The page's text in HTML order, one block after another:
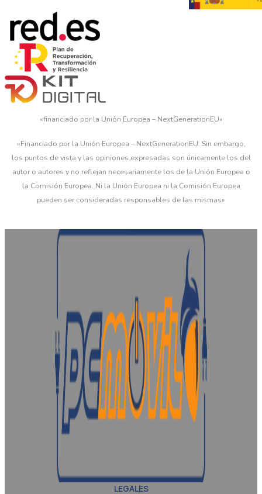
«financiado por la Unión Europea – NextGenerationEU»
«Financiado por la Unión Europea – NextGenerationEU. Sin embargo,
los puntos de vista y las opiniones expresadas son únicamente los del
autor o autores y no reflejan necesariamente los de la Unión Europea o
la Comisión Europea. Ni la Unión Europea ni la Comisión Europea
pueden ser consideradas responsables de las mismas»
LEGALES